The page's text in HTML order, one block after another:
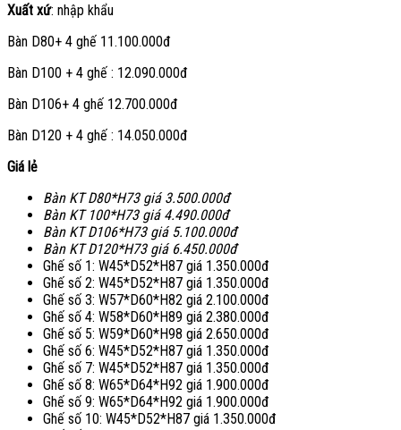
Xuất xứ: nhập khẩu
Bàn D80+ 4 ghế 11.100.000đ
Bàn D100 + 4 ghế : 12.090.000đ
Bàn D106+ 4 ghế 12.700.000đ
Bàn D120 + 4 ghế : 14.050.000đ
Giá lẻ
Bàn KT D80*H73 giá 3.500.000đ
Bàn KT 100*H73 giá 4.490.000đ
Bàn KT D106*H73 giá 5.100.000đ
Bàn KT D120*H73 giá 6.450.000đ
Ghế số 1: W45*D52*H87 giá 1.350.000đ
Ghế số 2: W45*D52*H87 giá 1.350.000đ
Ghế số 3: W57*D60*H82 giá 2.100.000đ
Ghế số 4: W58*D60*H89 giá 2.380.000đ
Ghế số 5: W59*D60*H98 giá 2.650.000đ
Ghế số 6: W45*D52*H87 giá 1.350.000đ
Ghế số 7: W45*D52*H87 giá 1.350.000đ
Ghế số 8: W65*D64*H92 giá 1.900.000đ
Ghế số 9: W65*D64*H92 giá 1.900.000đ
Ghế số 10: W45*D52*H87 giá 1.350.000đ